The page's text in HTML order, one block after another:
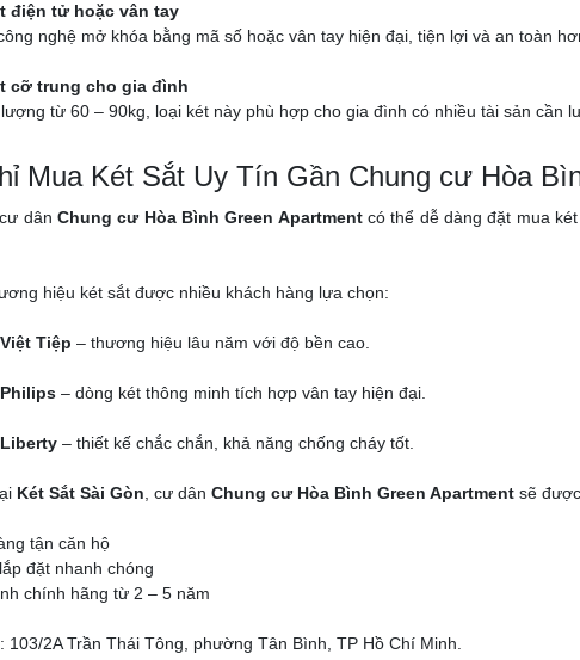
điện tử hoặc vân tay
nghệ mở khóa bằng mã số hoặc vân tay hiện đại, tiện lợi và an toàn
cỡ trung cho gia đình
từ 60 – 90kg, loại két này phù hợp cho gia đình có nhiều tài sản cần
Mua Két Sắt Uy Tín Gần Chung cư Hòa
dân Chung cư Hòa Bình Green Apartmentcó thể dễ dàng đặt mua
hiệu két sắt được nhiều khách hàng lựa chọn:
Tiệp – thương hiệu lâu năm với độ bền cao.
– dòng két thông minh tích hợp vân tay hiện đại.
– thiết kế chắc chắn, khả năng chống cháy tốt.
Két Sắt Sài Gòn , cư dân Chung cư Hòa Bình Green Apartmentsẽ
tận căn hộ
đặt nhanh chóng
chính hãng từ 2 – 5 năm
103/2A Trần Thái Tông, phường Tân Bình, TP Hồ Chí Minh.